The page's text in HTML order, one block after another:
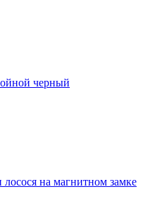
черный
на магнитном замке